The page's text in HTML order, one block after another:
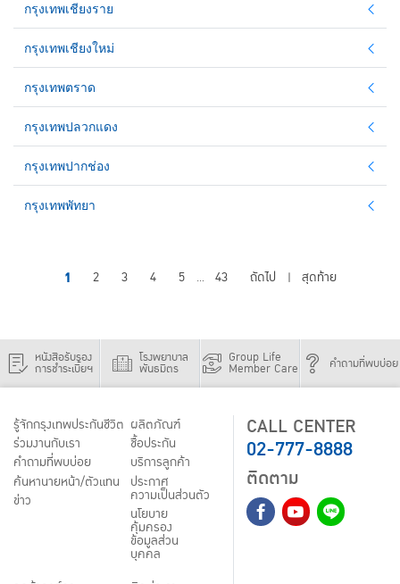
กรุงเทพเชียงราย
กรุงเทพเชียงใหม่
กรุงเทพตราด
กรุงเทพปลวกแดง
กรุงเทพปากช่อง
กรุงเทพพัทยา
1 2 3 4 5 ... 43 ถัดไป | สุดท้าย
หนังสือรับรอง
การชำระเบี้ยฯ
โรงพยาบาล
พันธมิตร
Group Life
Member Care คำถามที่พบบ่อย
รู้จักกรุงเทพประกันชีวิต
ร่วมงานกับเรา
คำถามที่พบบ่อย
ค้นหานายหน้า/ตัวแทน
ข่าว
ผลิตภัณฑ์
ชื้อประกัน
บริการลูกค้า
ประกาศ
ความเป็นส่วนตัว
นโยบาย
คุ้มครอง
ข้อมูลส่วน
บุคคล
CALL CENTER
02-777-8888
ติดตาม